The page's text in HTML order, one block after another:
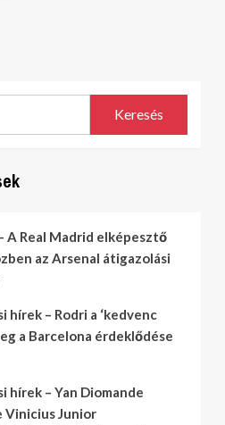
Keresés
A Real Madrid elképesztő
az Arsenal átigazolási
hírek – Rodri a ‘kedvenc
a Barcelona érdeklődése
hírek – Yan Diomande
Vinicius Junior